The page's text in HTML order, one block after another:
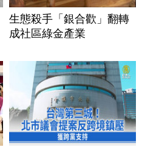
生態殺手「銀合歡」翻轉
成社區綠金產業